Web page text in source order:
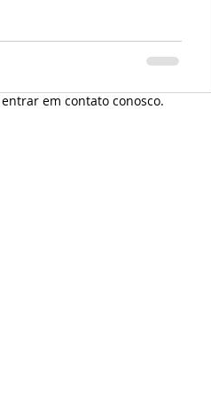
e localize este ponto
em contato conosco.